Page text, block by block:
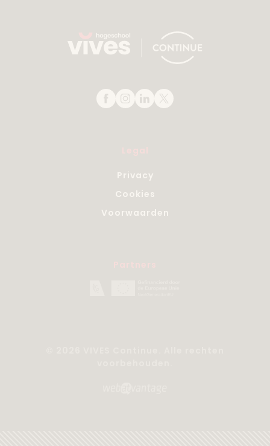
Privacy
Cookies
Voorwaarden